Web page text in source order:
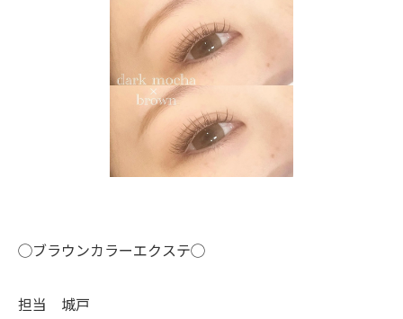
◯ブラウンカラーエクステ◯
担当 城戸